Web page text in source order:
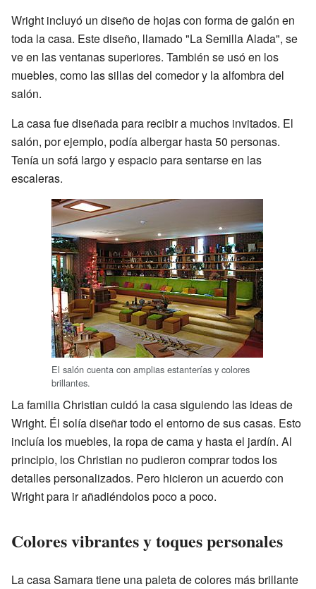
Wright incluyó un diseño de hojas con forma de galón en
toda la casa. Este diseño, llamado "La Semilla Alada", se
ve en las ventanas superiores. También se usó en los
muebles, como las sillas del comedor y la alfombra del
salón.
La casa fue diseñada para recibir a muchos invitados. El
salón, por ejemplo, podía albergar hasta 50 personas.
Tenía un sofá largo y espacio para sentarse en las
escaleras.
El salón cuenta con amplias estanterías y colores
brillantes.
La familia Christian cuidó la casa siguiendo las ideas de
Wright. Él solía diseñar todo el entorno de sus casas. Esto
incluía los muebles, la ropa de cama y hasta el jardín. Al
principio, los Christian no pudieron comprar todos los
detalles personalizados. Pero hicieron un acuerdo con
Wright para ir añadiéndolos poco a poco.
Colores vibrantes y toques personales
La casa Samara tiene una paleta de colores más brillante